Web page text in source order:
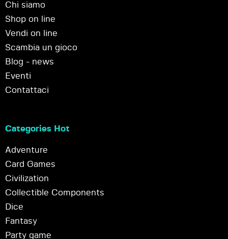
Chi siamo
Shop on line
Vendi on line
Scambia un gioco
Blog - news
Eventi
Contattaci
Categories Hot
Adventure
Card Games
Civilization
Collectible Components
Dice
Fantasy
Party game